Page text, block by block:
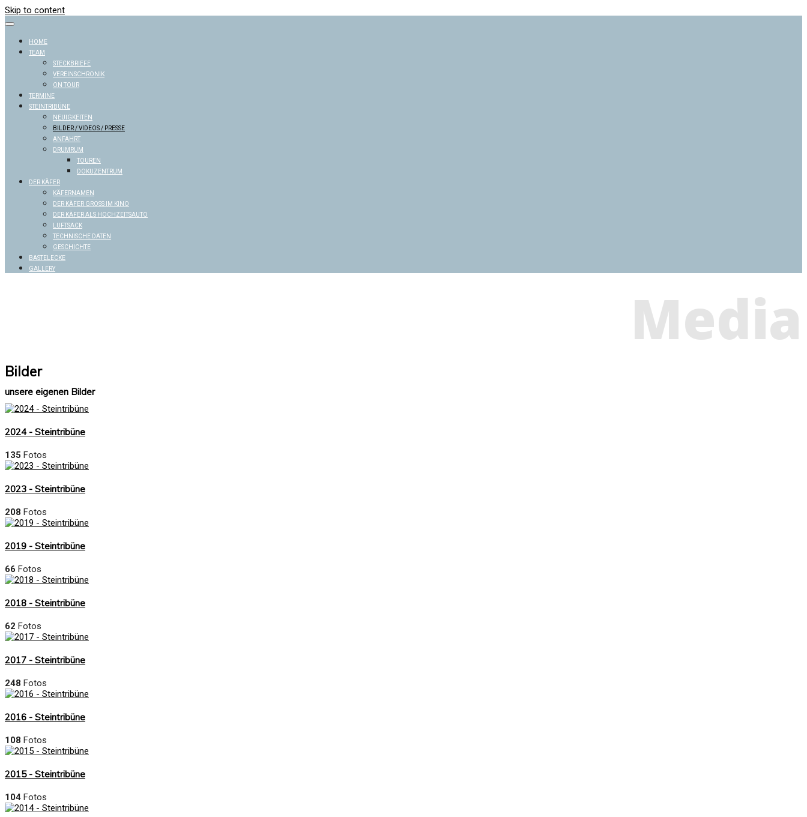
Skip to content
HOME
TEAM
STECKBRIEFE
VEREINSCHRONIK
ON TOUR
TERMINE
STEINTRIBÜNE
NEUIGKEITEN
BILDER / VIDEOS / PRESSE
ANFAHRT
DRUMRUM
TOUREN
DOKUZENTRUM
DER KÄFER
KÄFERNAMEN
DER KÄFER GROSS IM KINO
DER KÄFER ALS HOCHZEITSAUTO
LUFTSACK
TECHNISCHE DATEN
GESCHICHTE
BASTELECKE
GALLERY
Media
Bilder
unsere eigenen Bilder
2024 - Steintribüne
135 Fotos
2023 - Steintribüne
208 Fotos
2019 - Steintribüne
66 Fotos
2018 - Steintribüne
62 Fotos
2017 - Steintribüne
248 Fotos
2016 - Steintribüne
108 Fotos
2015 - Steintribüne
104 Fotos